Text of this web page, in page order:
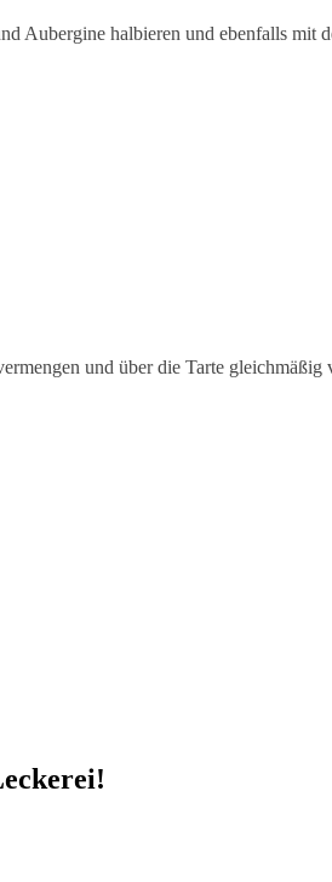
Aubergine halbieren und ebenfalls mit
und über die Tarte gleichmäßig